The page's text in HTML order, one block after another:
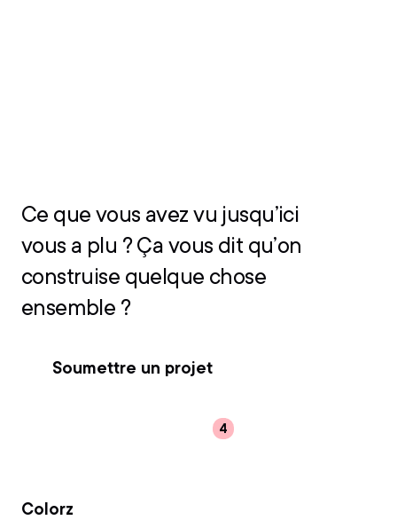
Ce que vous avez vu jusqu’ici
vous a plu ? Ça vous dit qu’on
construise quelque chose
ensemble ?
Soumettre un projet
Colorz